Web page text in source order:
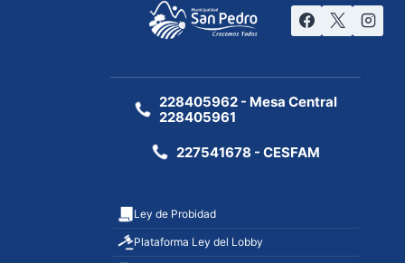
228405962 - Mesa Central
228405961
227541678 - CESFAM
Ley de Probidad
Plataforma Ley del Lobby